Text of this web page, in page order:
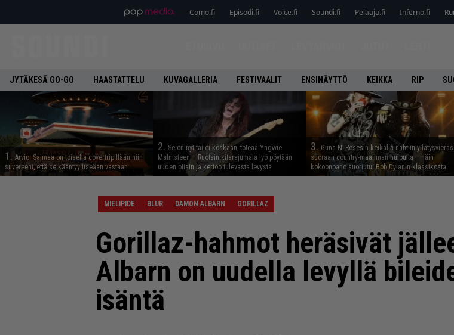
Como.fi Episodi.fi Voice.fi Soundi.fi Pelaaja.fi Inferno.fi
JYTÄKESÄ GO-GO HAASTATTELU KUVAGALLERIA FESTIVAALIT ENSINÄYTTÖ KEIKKA RIP
1. Arvio: Saimaa on toisella covertripillään niin
suvereeni, että se kääntyy itseään vastaan
2. Se on nyt tai ei koskaan, toteaa Yngwie
Malmsteen – Ruotsin kitarajumala lyö pöytään
uuden biisin ja kertoo tulevasta levystä
3. Guns N’ Rosesin keikalla nähtiin yllätysvieras
suoraan country-maailman huipulta – näin
kokoonpano suoriutui Bob Dylanin klassikosta
MIELIPIDE BLUR DAMON ALBARN GORILLAZ
Gorillaz-hahmot heräsivät
Albarn on uudella levyllä
isäntä